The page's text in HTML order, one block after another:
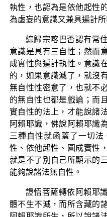
執性，也認為是依他起性
為虛妄的意識又兼具遍計所
綜歸宗喀巴否認有常
意識是具有三自性；然而
成實性與遍計執性。意識
的，如果意識滅了，就沒
無自性性密意了，也就不
的無自性也都是戲論；而
實自性的法上，才能說諸
阿賴耶識，佛說阿賴耶識
三種自性就函蓋了一切
性、依他起性、圓成實性
就是不了別自己所顯示的
能夠說諸法無自性。
證悟菩薩轉依阿賴耶
體不生不滅，而所含藏的